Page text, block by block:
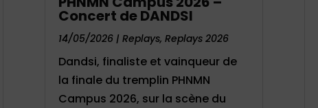
Concert de DANDSI
14/05/2026| Replays, Replays 2026
Dandsi, finaliste et vainqueur de
la finale du tremplin PHNMN
Campus 2026, sur la scène du